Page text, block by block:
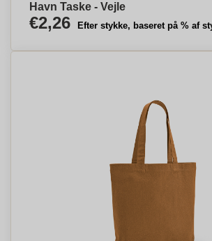
Havn Taske - Vejle
€2,26 Efter stykke, baseret på % af